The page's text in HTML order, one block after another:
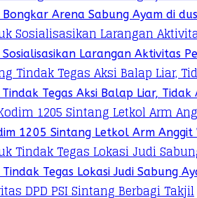
Arena Sabung Ayam di
Larangan Aktivitas
Tegas Aksi Balap Liar,
1205 Sintang Letkol Arm
Tegas Lokasi Judi Sabung